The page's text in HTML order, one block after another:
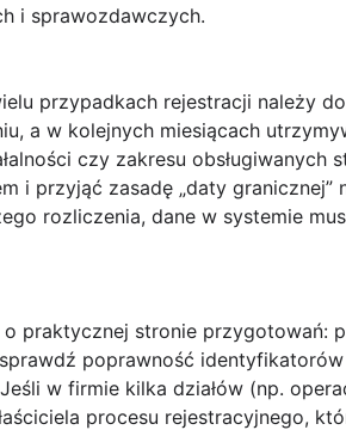
i sprawozdawczych.
przypadkach rejestracji należy
a w kolejnych miesiącach
czy zakresu
i przyjąć zasadę „daty
rozliczenia, dane w systemie
praktycznej stronie przygotowań:
poprawność
w firmie kilka działów (np.
procesu rejestracyjnego,